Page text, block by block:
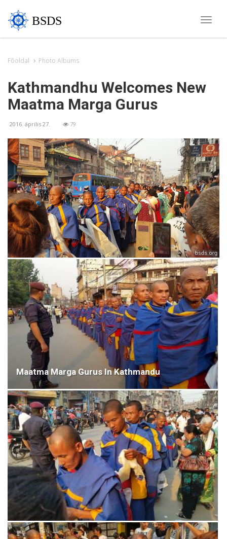
Toggle
BSDS
Fõoldal Photo Albums
Kathmandhu Welcomes New
Maatma Marga Gurus
2016. április 27. 79
Maatma Marga Gurus In Kathmandu